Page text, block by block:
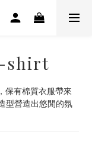
shirt
保有棉質衣服帶來
型營造出悠閒的氛